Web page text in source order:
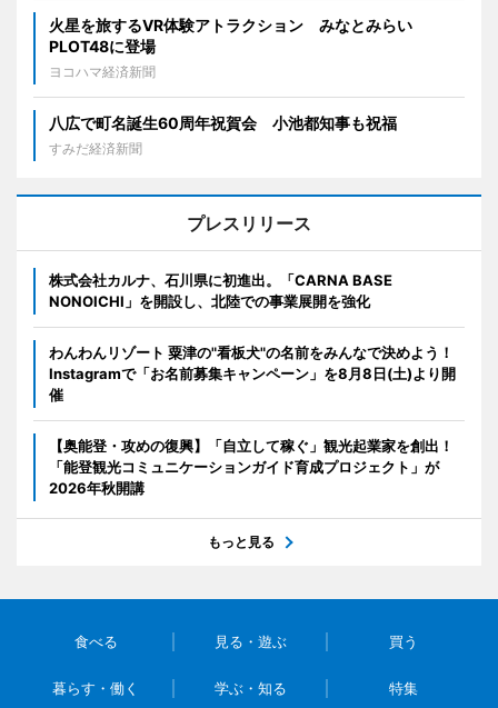
火星を旅するVR体験アトラクション みなとみらい
PLOT48に登場
ヨコハマ経済新聞
八広で町名誕生60周年祝賀会 小池都知事も祝福
すみだ経済新聞
プレスリリース
株式会社カルナ、石川県に初進出。「CARNA BASE
NONOICHI」を開設し、北陸での事業展開を強化
わんわんリゾート 粟津の"看板犬"の名前をみんなで決めよう！
Instagramで「お名前募集キャンペーン」を8月8日(土)より開
催
【奥能登・攻めの復興】「自立して稼ぐ」観光起業家を創出！
「能登観光コミュニケーションガイド育成プロジェクト」が
2026年秋開講
もっと見る
食べる 見る・遊ぶ 買う
暮らす・働く 学ぶ・知る 特集